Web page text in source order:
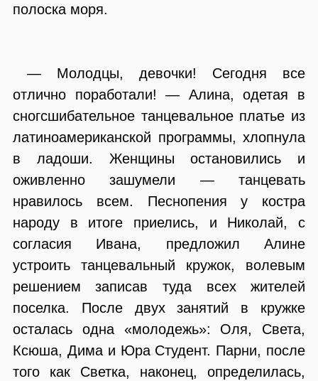
полоска моря.
— Молодцы, девочки! Сегодня все
отлично поработали! — Алина, одетая в
сногсшибательное танцевальное платье из
латиноамериканской программы, хлопнула
в ладоши. Женщины остановились и
оживленно зашумели — танцевать
нравилось всем. Песнопения у костра
народу в итоге приелись, и Николай, с
согласия Ивана, предложил Алине
устроить танцевальный кружок, волевым
решением записав туда всех жителей
поселка. После двух занятий в кружке
осталась одна «молодежь»: Оля, Света,
Ксюша, Дима и Юра Студент. Парни, после
того как Светка, наконец, определилась,